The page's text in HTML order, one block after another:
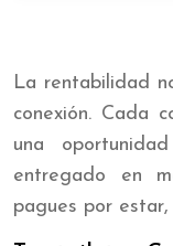
La rentabilidad
conexión. Cada
una
entregado en
pagues por